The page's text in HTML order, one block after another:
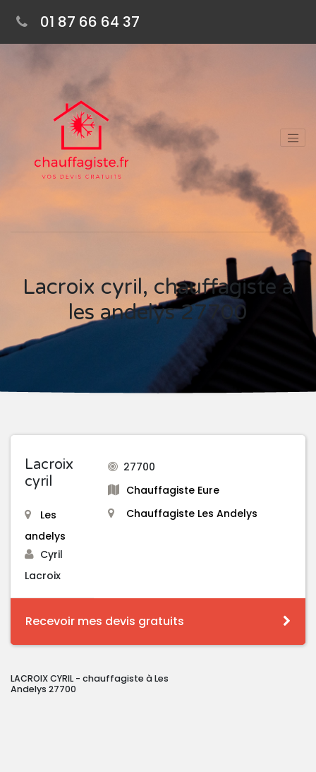
01 87 66 64 37
Lacroix cyril, chauffagiste à
les andelys 27700
Lacroix
cyril
Les
andelys
Cyril
Lacroix
27700
Chauffagiste Eure
Chauffagiste Les Andelys
Recevoir mes devis gratuits
LACROIX CYRIL - chauffagiste à Les
Andelys 27700